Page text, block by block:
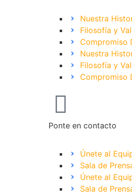
Nuestra
Filosofía y
Compromiso
Nuestra
Filosofía y
Compromiso
Ponte en contacto
Únete al
Sala de
Únete al
Sala de